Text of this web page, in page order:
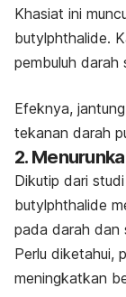
Khasiat ini
butylphthalide.
pembuluh darah
Efeknya,
tekanan darah
2.
Dikutip dari
butylphthalide
pada darah dan
Perlu diketahui,
meningkatkan